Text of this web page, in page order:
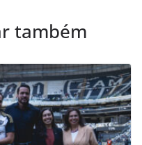
também